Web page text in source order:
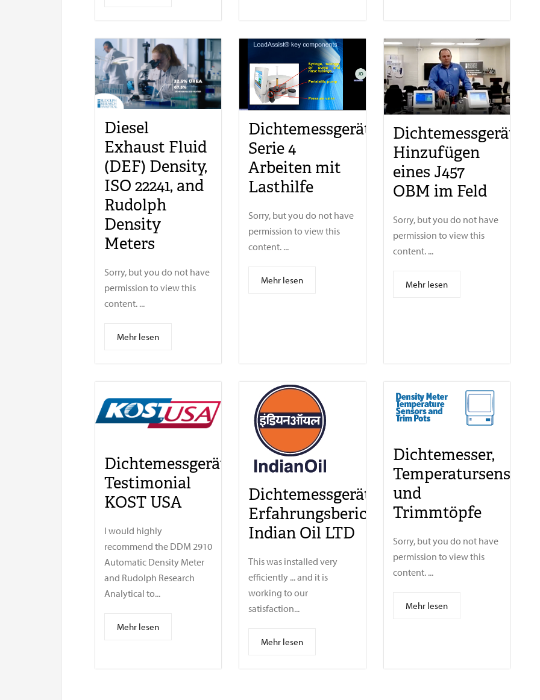
Diesel
Exhaust Fluid
(DEF) Density,
ISO 22241, and
Rudolph
Density
Meters
Sorry, but you do not have
permission to view this
content. ...
Mehr lesen
Dichtemessgeräte
Serie 4
Arbeiten mit
Lasthilfe
Sorry, but you do not have
permission to view this
content. ...
Mehr lesen
Dichtemessgerät,
Hinzufügen
eines J457
OBM im Feld
Sorry, but you do not have
permission to view this
content. ...
Mehr lesen
Dichtemessgerät
Testimonial
KOST USA
I would highly
recommend the DDM 2910
Automatic Density Meter
and Rudolph Research
Analytical to...
Mehr lesen
Dichtemessgerät
Erfahrungsbericht
Indian Oil LTD
This was installed very
efficiently ... and it is
working to our
satisfaction...
Mehr lesen
Dichtemesser,
und
Trimmtöpfe
Sorry, but you do not have
permission to view this
content. ...
Mehr lesen